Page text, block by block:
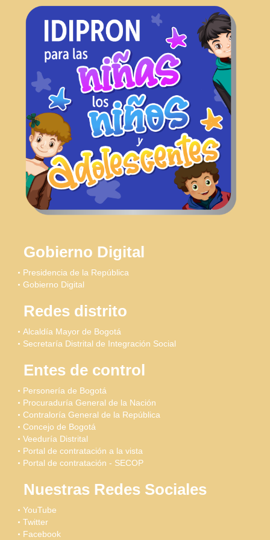
Gobierno Digital
Presidencia de la República
Gobierno Digital
Redes distrito
Alcaldía Mayor de Bogotá
Secretaría Distrital de Integración Social
Entes de control
Personería de Bogotá
Procuraduría General de la Nación
Contraloría General de la República
Concejo de Bogotá
Veeduría Distrital
Portal de contratación a la vista
Portal de contratación - SECOP
Nuestras Redes Sociales
YouTube
Twitter
Facebook